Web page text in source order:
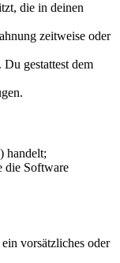
die in deinen
zeitweise oder
gestattest dem
handelt;
die Software
vorsätzliches oder